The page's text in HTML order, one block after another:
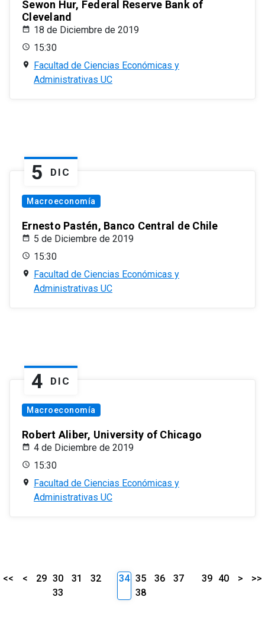
Sewon Hur, Federal Reserve Bank of
Cleveland
18 de Diciembre de 2019
15:30
Facultad de Ciencias Económicas y
Administrativas UC
5 DIC
Macroeconomía
Ernesto Pastén, Banco Central de Chile
5 de Diciembre de 2019
15:30
Facultad de Ciencias Económicas y
Administrativas UC
4 DIC
Macroeconomía
Robert Aliber, University of Chicago
4 de Diciembre de 2019
15:30
Facultad de Ciencias Económicas y
Administrativas UC
<< < 29 30 31
32
33
34 35 36
37
38
39 40 > >>